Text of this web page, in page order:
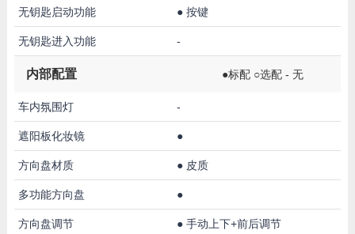
无钥匙启动功能 ● 按键
无钥匙进入功能 -
内部配置 ●标配 ○选配 - 无
车内氛围灯 -
遮阳板化妆镜 ●
方向盘材质 ● 皮质
多功能方向盘 ●
方向盘调节 ● 手动上下+前后调节